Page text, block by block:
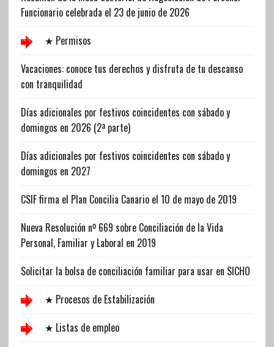
Funcionario celebrada el 23 de junio de 2026
★ Permisos
Vacaciones: conoce tus derechos y disfruta de tu descanso
con tranquilidad
Días adicionales por festivos coincidentes con sábado y
domingos en 2026 (2ª parte)
Días adicionales por festivos coincidentes con sábado y
domingos en 2027
CSIF firma el Plan Concilia Canario el 10 de mayo de 2019
Nueva Resolución nº 669 sobre Conciliación de la Vida
Personal, Familiar y Laboral en 2019
Solicitar la bolsa de conciliación familiar para usar en SICHO
★ Procesos de Estabilización
★ Listas de empleo